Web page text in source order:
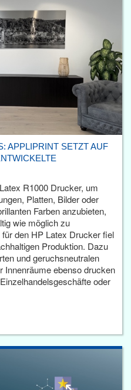
APPLIPRINT SETZT AUF
R1000 Drucker, um
Platten, Bilder oder
Farben anzubieten,
wie möglich zu
den HP Latex Drucker fiel
Produktion. Dazu
und geruchsneutralen
Innenräume ebenso drucken
oder